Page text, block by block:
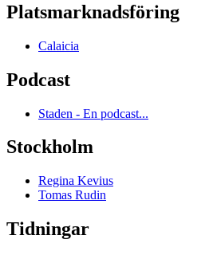
Platsmarknadsföring
Calaicia
Podcast
Staden - En podcast...
Stockholm
Regina Kevius
Tomas Rudin
Tidningar